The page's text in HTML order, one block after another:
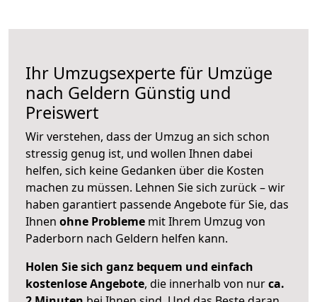
Ihr Umzugsexperte für Umzüge
nach Geldern Günstig und
Preiswert
Wir verstehen, dass der Umzug an sich schon
stressig genug ist, und wollen Ihnen dabei
helfen, sich keine Gedanken über die Kosten
machen zu müssen. Lehnen Sie sich zurück – wir
haben garantiert passende Angebote für Sie, das
Ihnen ohne Probleme mit Ihrem Umzug von
Paderborn nach Geldern helfen kann.
Holen Sie sich ganz bequem und einfach
kostenlose Angebote, die innerhalb von nurca.